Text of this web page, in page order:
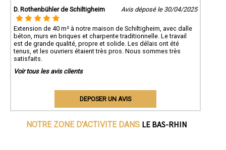
D. Rothenbühler de Schiltigheim
Avis déposé le 30/04/2025
Extension de 40 m² à notre maison de Schiltigheim, avec dalle
béton, murs en briques et charpente traditionnelle. Le travail
est de grande qualité, propre et solide. Les délais ont été
tenus, et les ouvriers étaient très pros. Nous sommes très
satisfaits.
Voir tous les avis clients
DEPOSER UN AVIS
NOTRE ZONE D'ACTIVITE DANS LE BAS-RHIN